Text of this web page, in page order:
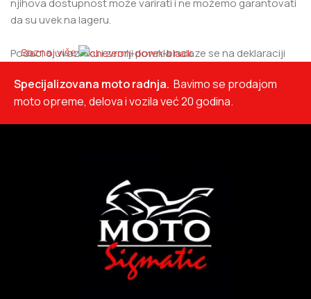
njihova dostupnost može varirati i ne možemo garantovati
da su uvek na lageru.
Podaci o uvozniku i zemlji porekla nalaze se na deklaraciji
Saznaj više
Specijalizovana moto radnja. Bavimo se prodajom
moto opreme, delova i vozila već 20 godina.